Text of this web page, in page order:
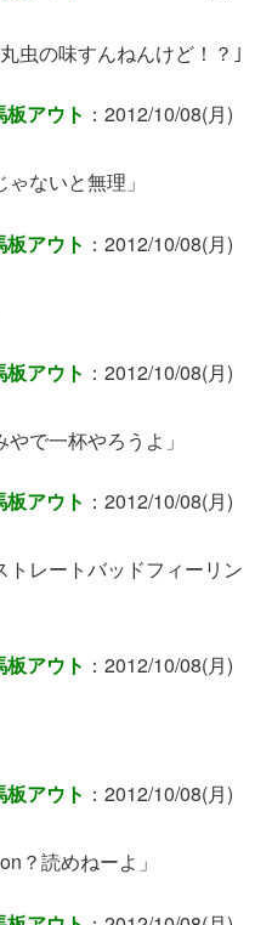
虫の味すんねんけど！？｣
アウト ：2012/10/08(月)
ないと無理」
アウト ：2012/10/08(月)
アウト ：2012/10/08(月)
で一杯やろうよ」
アウト ：2012/10/08(月)
トレートバッドフィーリン
アウト ：2012/10/08(月)
アウト ：2012/10/08(月)
？読めねーよ」